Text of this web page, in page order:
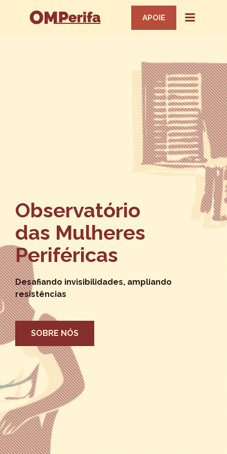
APOIE
Observatório
das Mulheres
Periféricas
Desafiando invisibilidades, ampliando
resistências
SOBRE NÓS